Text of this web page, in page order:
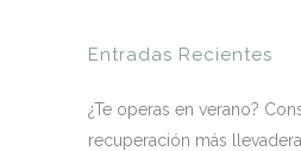
Entradas Recientes
¿Te operas en verano?
recuperación más